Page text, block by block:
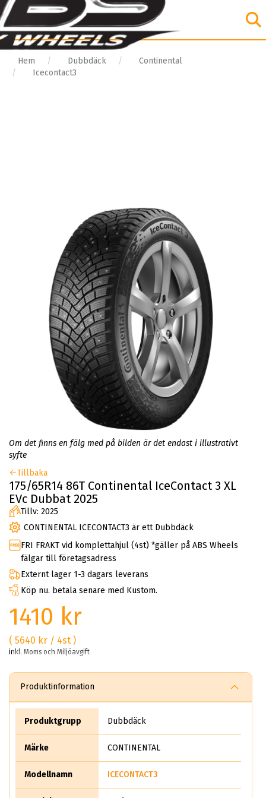
Hem Dubbdäck
Continental
Icecontact3
Om det finns en fälg med på bilden är det endast i illustrativt
syfte
Tillbaka
175/65R14 86T Continental IceContact 3 XL
EVc Dubbat 2025
Tillv: 2025
CONTINENTAL ICECONTACT3 är ett Dubbdäck
FRI FRAKT vid komplettahjul (4st) *gäller på ABS Wheels
fälgar till företagsadress
Externt lager 1-3 dagars leverans
Köp nu. betala senare med Kustom.
1410 kr
( 5640 kr / 4st )
inkl. Moms och Miljöavgift
Produktinformation
Produktgrupp Dubbdäck
Märke CONTINENTAL
Modellnamn ICECONTACT3